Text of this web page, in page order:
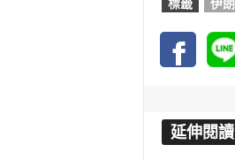
標籤 伊朗
延伸閱讀